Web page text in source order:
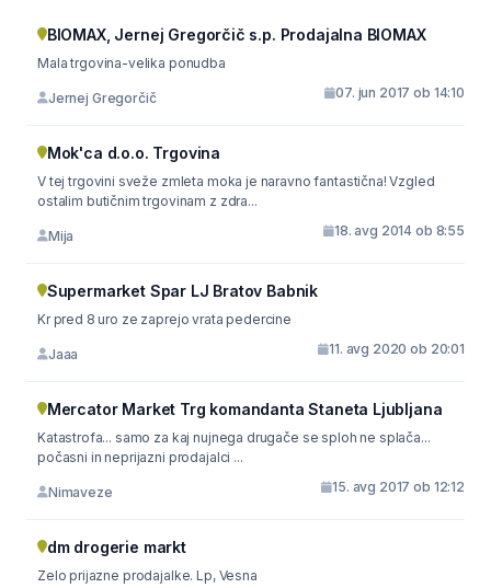
BIOMAX, Jernej Gregorčič s.p. Prodajalna BIOMAX
Mala trgovina-velika ponudba
Jernej Gregorčič 07. jun 2017 ob 14:10
Mok'ca d.o.o. Trgovina
V tej trgovini sveže zmleta moka je naravno fantastična! Vzgled
ostalim butičnim trgovinam z zdra...
Mija 18. avg 2014 ob 8:55
Supermarket Spar LJ Bratov Babnik
Kr pred 8 uro ze zaprejo vrata pedercine
Jaaa 11. avg 2020 ob 20:01
Mercator Market Trg komandanta Staneta Ljubljana
Katastrofa... samo za kaj nujnega drugače se sploh ne splača...
počasni in neprijazni prodajalci ...
Nimaveze 15. avg 2017 ob 12:12
dm drogerie markt
Zelo prijazne prodajalke. Lp, Vesna